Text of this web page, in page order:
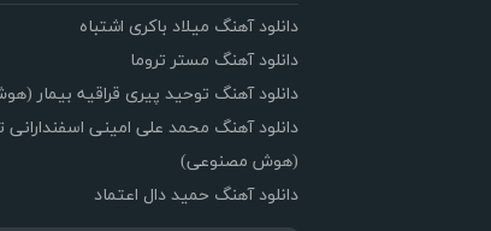
دانلود آهنگ میلاد باکری اشتباه
دانلود آهنگ مستر تروما
دانلود آهنگ توحید پیری قراقیه بیمار
دانلود آهنگ محمد علی امینی اسفندارانی
(هوش مصنوعی)
دانلود آهنگ حمید دال اعتماد